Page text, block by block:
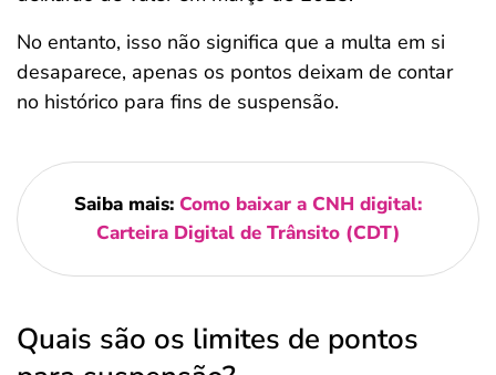
No entanto, isso não significa que a multa em si
desaparece, apenas os pontos deixam de contar
no histórico para fins de suspensão.
Saiba mais: Como baixar a CNH digital:
Carteira Digital de Trânsito (CDT)
Quais são os limites de pontos